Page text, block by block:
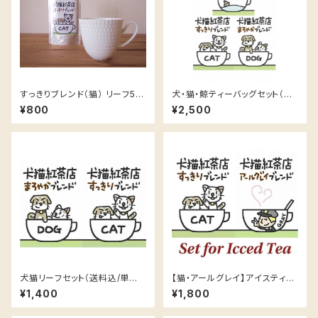
すっきりブレンド（猫） リーフ50
g（送料込）
¥800
犬・猫・鯨ティーバッグセット（送
料込/単品合計額より300円お
得）
¥2,500
犬猫リーフセット（送料込/単品
合計額より200円お得）
¥1,400
【猫・アールグレイ】アイスティー
向きティーバッグセット（送料込/
単品合計額より200円お得）
¥1,800